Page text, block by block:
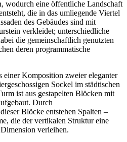
wodurch eine öffentliche Landschaft
die in das umliegende Viertel
des Gebäudes sind mit
verkleidet; unterschiedliche
die gemeinschaftlich genutzten
deren programmatische
einer Komposition zweier eleganter
Sockel im städtischen
ist aus gestapelten Blöcken mit
Durch
Blöcke entstehen Spalten –
die der vertikalen Struktur eine
verleihen.